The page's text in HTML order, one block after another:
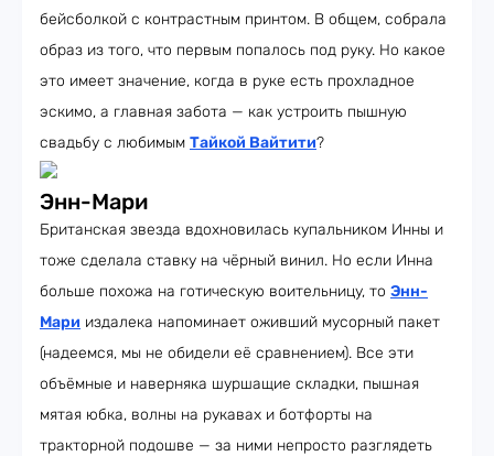
бейсболкой с контрастным принтом. В общем, собрала
образ из того, что первым попалось под руку. Но какое
это имеет значение, когда в руке есть прохладное
эскимо, а главная забота — как устроить пышную
свадьбу с любимым Тайкой Вайтити?
Энн-Мари
Британская звезда вдохновилась купальником Инны и
тоже сделала ставку на чёрный винил. Но если Инна
больше похожа на готическую воительницу, то Энн-
Мари издалека напоминает оживший мусорный пакет
(надеемся, мы не обидели её сравнением). Все эти
объёмные и наверняка шуршащие складки, пышная
мятая юбка, волны на рукавах и ботфорты на
тракторной подошве — за ними непросто разглядеть